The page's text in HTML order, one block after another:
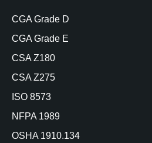
CGA Grade D
CGA Grade E
CSA Z180
CSA Z275
ISO 8573
NFPA 1989
OSHA 1910.134